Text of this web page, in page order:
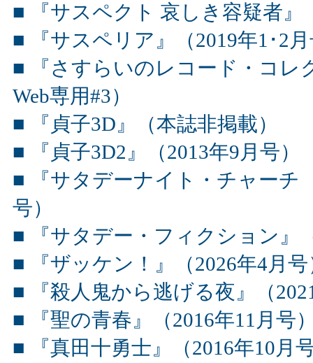
■ 『サスペクト 哀しき容疑者』
■ 『サスペリア』（2019年1･2
■ 『さすらいのレコード・コレ
Web専用#3）
■ 『貞子3D』（本誌非掲載）
■ 『貞子3D2』（2013年9月号）
■ 『サタデーナイト・チャーチ
号）
■ 『サタデー・フィクション』
■ 『ザッケン！』（2026年4月号
■ 『殺人鬼から逃げる夜』（
■ 『聖の青春』（2016年11月号
■ 『真田十勇士』（2016年10月